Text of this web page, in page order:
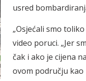
usred
„Osjećali smo
video poruci. „Jer
čak i ako je cijena
ovom području kao